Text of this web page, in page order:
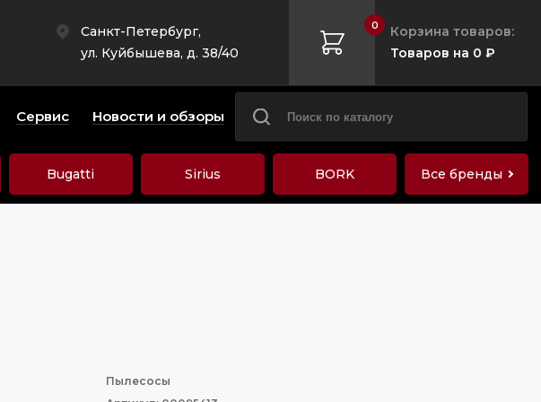
Санкт-Петербург,
ул. Куйбышева, д. 38/40
0
Корзина товаров:
Товаров на 0 ₽
Сервис Новости и обзоры
Bugatti Sirius BORK Все бренды
Пылесосы